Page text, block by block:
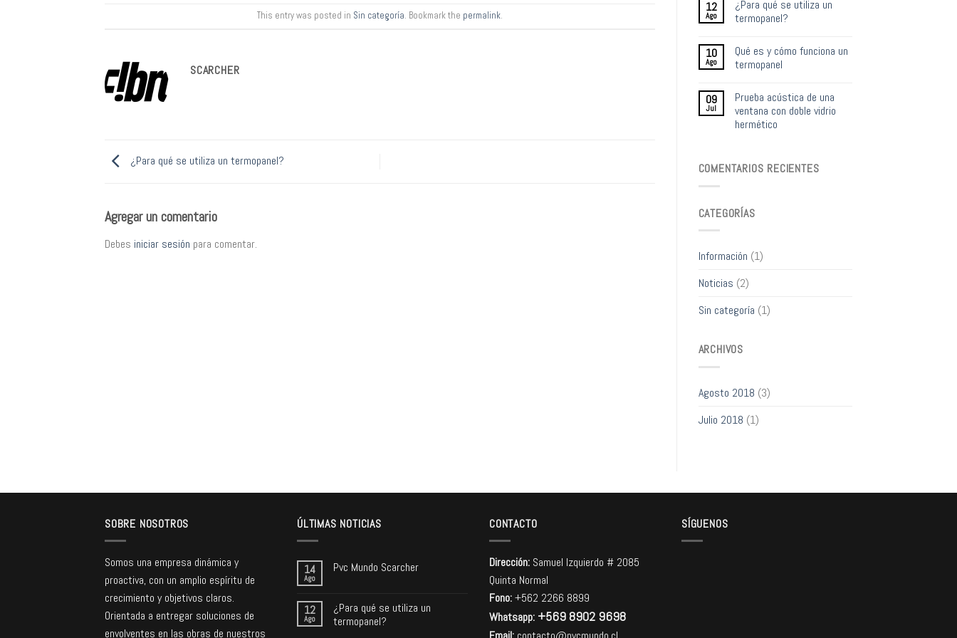
This entry was posted in Sin categoría. Bookmark the permalink.
SCARCHER
¿Para qué se utiliza un termopanel?
Agregar un comentario
Debes iniciar sesión para comentar.
12
Ago
¿Para qué se utiliza un
termopanel?
10
Ago
Qué es y cómo funciona un
termopanel
09
Jul
Prueba acústica de una
ventana con doble vidrio
hermético
COMENTARIOS RECIENTES
CATEGORÍAS
Información (1)
Noticias (2)
Sin categoría (1)
ARCHIVOS
Agosto 2018 (3)
Julio 2018 (1)
SOBRE NOSOTROS
Somos una empresa dinámica y
proactiva, con un amplio espíritu de
crecimiento y objetivos claros.
Orientada a entregar soluciones de
envolventes en las obras de nuestros
ÚLTIMAS NOTICIAS
14
Ago
Pvc Mundo Scarcher
12
Ago
¿Para qué se utiliza un
termopanel?
CONTACTO
Dirección: Samuel Izquierdo # 2085
Quinta Normal
Fono:+562 2266 8899
Whatsapp: +569 8902 9698
SÍGUENOS